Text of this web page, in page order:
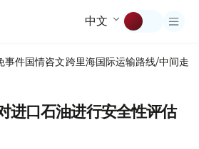
中文
事件国情咨文跨里海国际运输路线/中间走廊
进口石油进行安全性评估